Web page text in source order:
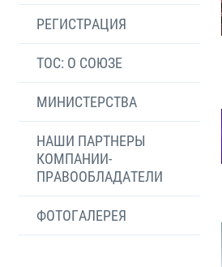
РЕГИСТРАЦИЯ
ТОС: О СОЮЗЕ
МИНИСТЕРСТВА
НАШИ ПАРТНЕРЫ
КОМПАНИИ-
ПРАВООБЛАДАТЕЛИ
ФОТОГАЛЕРЕЯ